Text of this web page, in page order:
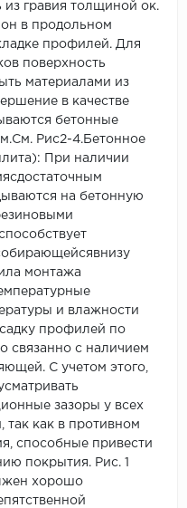
из гравия толщиной ок.
в продольном
профилей. Для
поверхность
материалами из
в качестве
бетонные
Рис2-4.Бетонное
При наличии
на бетонную
монтажа
и влажности
профилей по
связанно с наличием
С учетом этого,
зазоры у всех
так как в противном
способные привести
покрытия. Рис. 1
хорошо